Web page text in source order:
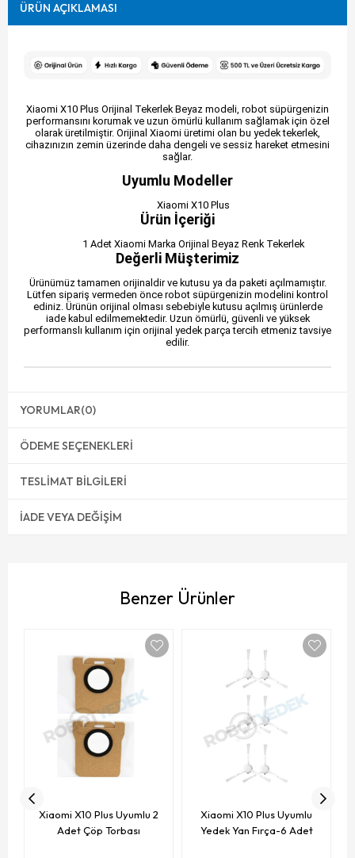
ÜRÜN AÇIKLAMASI
Xiaomi X10 Plus Orijinal Tekerlek Beyaz modeli, robot süpürgenizin
performansını korumak ve uzun ömürlü kullanım sağlamak için özel
olarak üretilmiştir. Orijinal Xiaomi üretimi olan bu yedek tekerlek,
cihazınızın zemin üzerinde daha dengeli ve sessiz hareket etmesini
sağlar.
Uyumlu Modeller
Xiaomi X10 Plus
Ürün İçeriği
1 Adet Xiaomi Marka Orijinal Beyaz Renk Tekerlek
Değerli Müşterimiz
Ürünümüz tamamen orijinaldir ve kutusu ya da paketi açılmamıştır.
Lütfen sipariş vermeden önce robot süpürgenizin modelini kontrol
ediniz. Ürünün orijinal olması sebebiyle kutusu açılmış ürünlerde
iade kabul edilmemektedir. Uzun ömürlü, güvenli ve yüksek
performanslı kullanım için orijinal yedek parça tercih etmeniz tavsiye
edilir.
YORUMLAR(0)
ÖDEME SEÇENEKLERI
TESLIMAT BILGILERI
İADE VEYA DEĞIŞIM
Benzer Ürünler
Xiaomi X10 Plus Uyumlu 2
Adet Çöp Torbası
Xiaomi X10 Plus Uyumlu
Yedek Yan Fırça-6 Adet